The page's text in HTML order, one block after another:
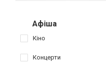
Афіша
Кіно
Концерти